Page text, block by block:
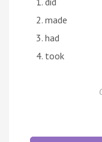
made
had
took